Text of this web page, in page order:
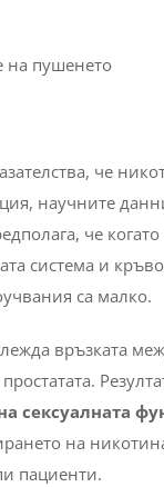
че
научните
че
система и
са малко.
връзката
сексуалната
на
пациенти.